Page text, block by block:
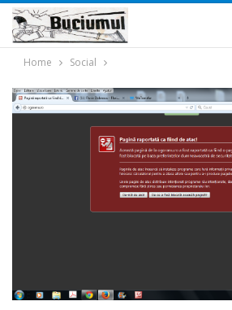
Home Social